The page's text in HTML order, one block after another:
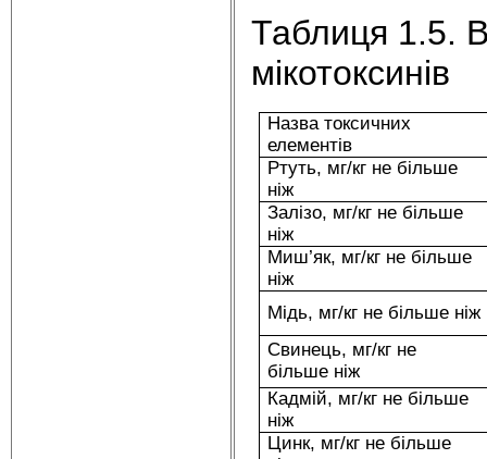
Таблиця 1.5.
мікотоксинів
Назва токсичних
елементів
Ртуть, мг/кг не більше
ніж
Залізо, мг/кг не більше
ніж
Миш’як, мг/кг не більше
ніж
Мідь, мг/кг не більше ніж
Свинець, мг/кг не
більше ніж
Кадмій, мг/кг не більше
ніж
Цинк, мг/кг не більше